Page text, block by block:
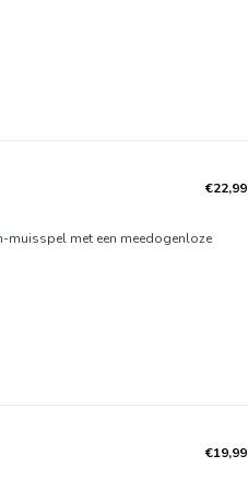
€22,99
muisspel met een meedogenloze
€19,99